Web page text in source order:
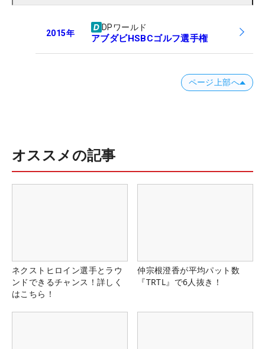
2015年
DPワールド
アブダビHSBCゴルフ選手権
ページ上部へ
オススメの記事
ネクストヒロイン選手とラウ
ンドできるチャンス！詳しく
はこちら！
仲宗根澄香が平均パット数
『TRTL』で6人抜き！